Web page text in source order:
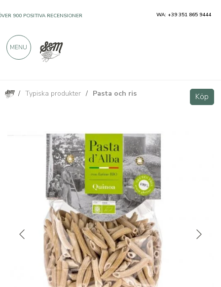
/ Typiska produkter / Pasta och ris Köp
Penne di Quinoa BIO senza glutine 250g Köp
900 POSITIVA RECENSIONER WA: +39 351 865 9444
MENU